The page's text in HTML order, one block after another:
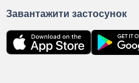
Завантажити застосунок